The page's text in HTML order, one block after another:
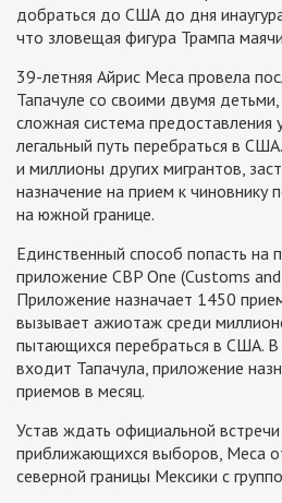
добраться до США до дня
что зловещая фигура Трампа
39-летняя Айрис Меса провела
Тапачуле со своими двумя
сложная система
легальный путь перебраться в
и миллионы других мигрантов,
назначение на прием к
на южной границе.
Единственный способ попасть на
приложение CBP One (Customs
Приложение назначает 1450
вызывает ажиотаж среди
пытающихся перебраться в США. В
входит Тапачула, приложение
приемов в месяц.
Устав ждать официальной встречи
приближающихся выборов, Меса
северной границы Мексики с